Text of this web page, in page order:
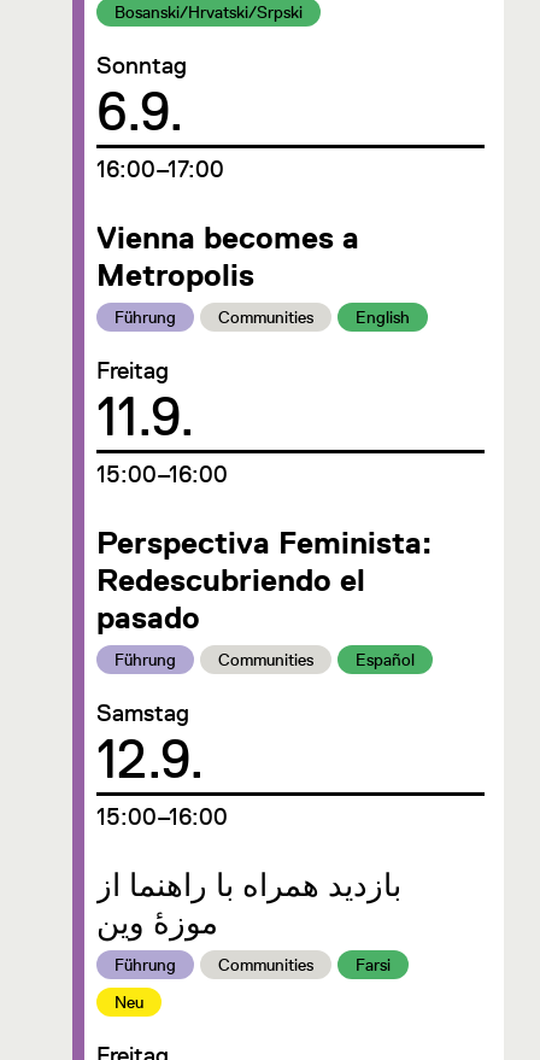
Kategorie:
Bosanski/Hrvatski/Srpski
Vienna becomes a
Metropolis
Kategorie:
Führung Kategorie:
Communities Kategorie:
English
Sonntag
Datum
6.9.
um
16:00–17:00
Perspectiva Feminista:
Redescubriendo el
pasado
Kategorie:
Führung Kategorie:
Communities Kategorie:
Español
Freitag
Datum
11.9.
um
15:00–16:00
بازدید همراه با راهنما از
موزهٔ وین
Kategorie:
Führung Kategorie:
Communities Kategorie:
Farsi
Kategorie:
Neu
Samstag
Datum
12.9.
um
15:00–16:00